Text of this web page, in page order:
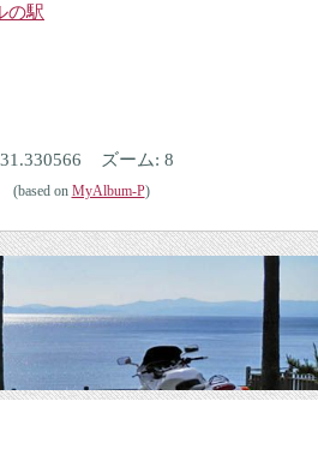
駅
ズーム: 8
(based on MyAlbum-P)